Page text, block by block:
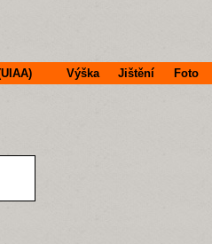
Výška Jištění
Foto